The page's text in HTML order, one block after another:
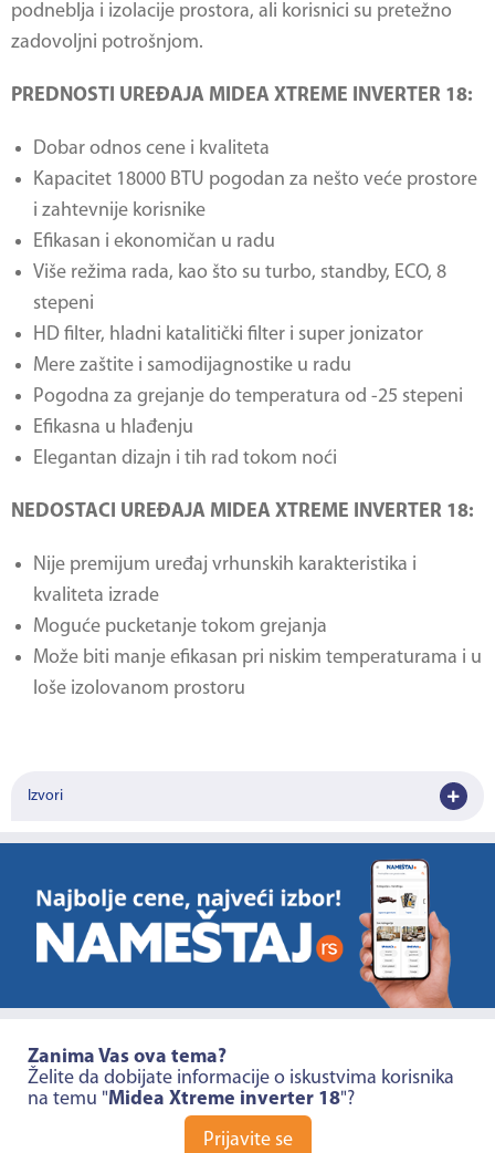
podneblja i izolacije prostora, ali korisnici su pretežno
zadovoljni potrošnjom.
PREDNOSTI UREĐAJA MIDEA XTREME INVERTER 18:
Dobar odnos cene i kvaliteta
Kapacitet 18000 BTU pogodan za nešto veće prostore
i zahtevnije korisnike
Efikasan i ekonomičan u radu
Više režima rada, kao što su turbo, standby, ECO, 8
stepeni
HD filter, hladni katalitički filter i super jonizator
Mere zaštite i samodijagnostike u radu
Pogodna za grejanje do temperatura od -25 stepeni
Efikasna u hlađenju
Elegantan dizajn i tih rad tokom noći
NEDOSTACI UREĐAJA MIDEA XTREME INVERTER 18:
Nije premijum uređaj vrhunskih karakteristika i
kvaliteta izrade
Moguće pucketanje tokom grejanja
Može biti manje efikasan pri niskim temperaturama i u
loše izolovanom prostoru
Izvori
Zanima Vas ova tema?
Želite da dobijate informacije o iskustvima korisnika
na temu "Midea Xtreme inverter 18"?
Prijavite se